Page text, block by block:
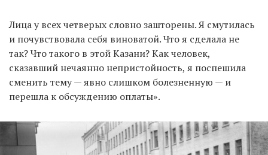
Лица у всех четверых словно зашторены. Я смутилась
и почувствовала себя виноватой. Что я сделала не
так? Что такого в этой Казани? Как человек,
сказавший нечаянно непристойность, я поспешила
сменить тему — явно слишком болезненную — и
перешла к обсуждению оплаты».